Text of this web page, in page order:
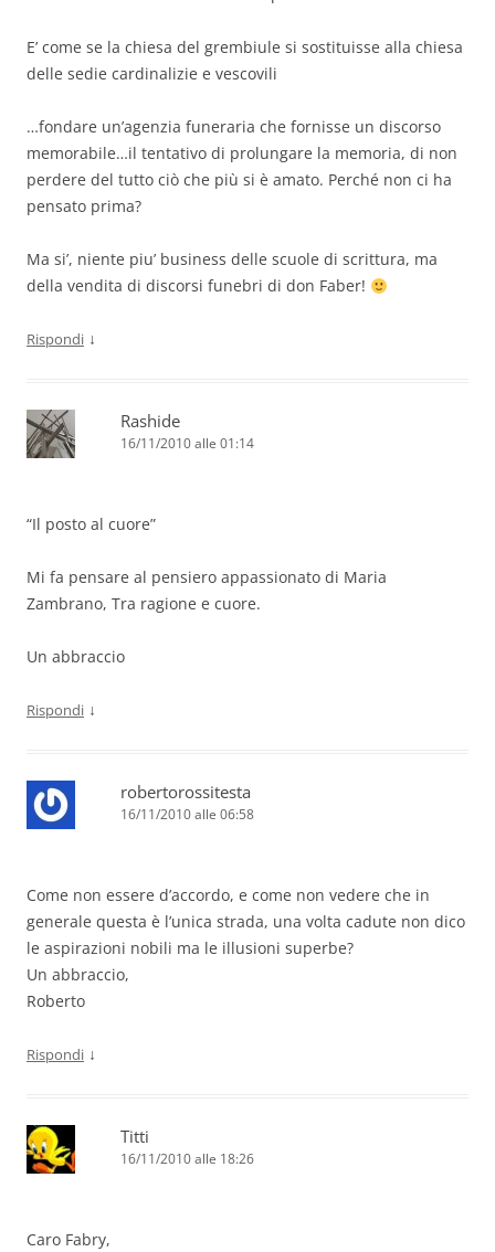
E’ come se la chiesa del grembiule si sostituisse alla chiesa
delle sedie cardinalizie e vescovili
…fondare un’agenzia funeraria che fornisse un discorso
memorabile…il tentativo di prolungare la memoria, di non
perdere del tutto ciò che più si è amato. Perché non ci ha
pensato prima?
Ma si’, niente piu’ business delle scuole di scrittura, ma
della vendita di discorsi funebri di don Faber!
Rispondi ↓
Rashide
16/11/2010 alle 01:14
“Il posto al cuore”
Mi fa pensare al pensiero appassionato di Maria
Zambrano, Tra ragione e cuore.
Un abbraccio
Rispondi ↓
robertorossitesta
16/11/2010 alle 06:58
Come non essere d’accordo, e come non vedere che in
generale questa è l’unica strada, una volta cadute non dico
le aspirazioni nobili ma le illusioni superbe?
Un abbraccio,
Roberto
Rispondi ↓
Titti
16/11/2010 alle 18:26
Caro Fabry,